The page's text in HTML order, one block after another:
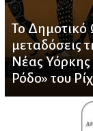
Το Δημοτικό
μεταδόσεις
Νέας Υόρκης
Ρόδο» του